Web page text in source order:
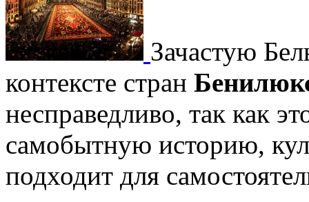
Зачастую
контексте стран
несправедливо, так как
самобытную историю,
подходит для